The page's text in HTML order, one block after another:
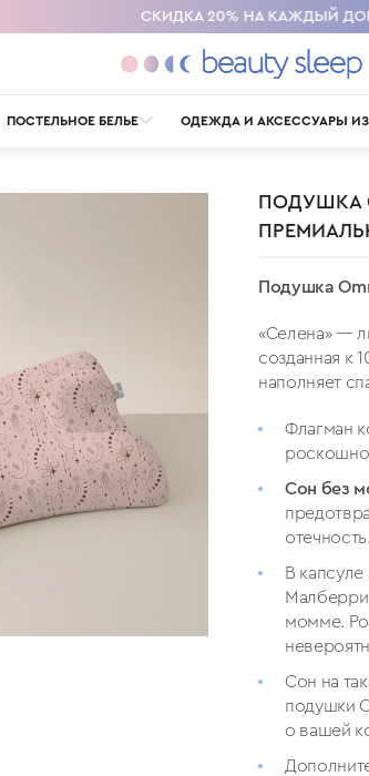
СКИДКА 20% НА КАЖДЫЙ ДОПОЛНИТЕЛЬНЫЙ
ПОСТЕЛЬНОЕ БЕЛЬЕ ОДЕЖДА И АКСЕССУАРЫ
ПОДУШКА
Подушка
«Селена» —
созданная к
наполняет
Флагман
Сон без
В
Малберри
момме.
Сон на
подушки
о вашей